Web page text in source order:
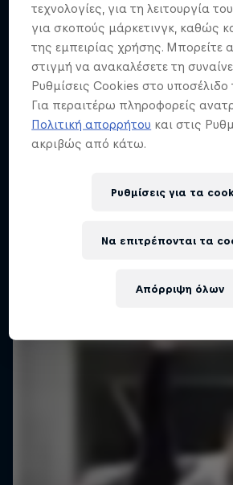
Red Bull Dance
τεχνολογίες, για τη λειτουργία
για σκοπούς μάρκετινγκ, καθώς
της εμπειρίας χρήσης. Μπορείτε
στιγμή να ανακαλέσετε τη
Ρυθμίσεις Cookies στο υποσέλιδο
Για περαιτέρω πληροφορείς
Πολιτική απορρήτου και στις
ακριβώς από κάτω.
Ρυθμίσεις για τα
Απόρριψη όλων
Να επιτρέπονται τα